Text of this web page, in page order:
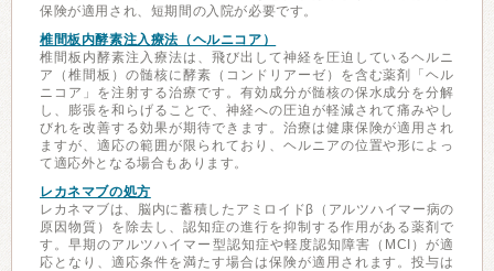
保険が適用され、短期間の入院が必要です。
椎間板内酵素注入療法（ヘルニコア）
椎間板内酵素注入療法は、飛び出して神経を圧迫しているヘルニ
ア（椎間板）の髄核に酵素（コンドリアーゼ）を含む薬剤「ヘル
ニコア」を注射する治療です。有効成分が髄核の保水成分を分解
し、膨張を和らげることで、神経への圧迫が軽減されて痛みやし
びれを改善する効果が期待できます。治療は健康保険が適用され
ますが、適応の範囲が限られており、ヘルニアの位置や形によっ
て適応外となる場合もあります。
レカネマブの処方
レカネマブは、脳内に蓄積したアミロイドβ（アルツハイマー病の
原因物質）を除去し、認知症の進行を抑制する作用がある薬剤で
す。早期のアルツハイマー型認知症や軽度認知障害（MCI）が適
応となり、適応条件を満たす場合は保険が適用されます。投与は